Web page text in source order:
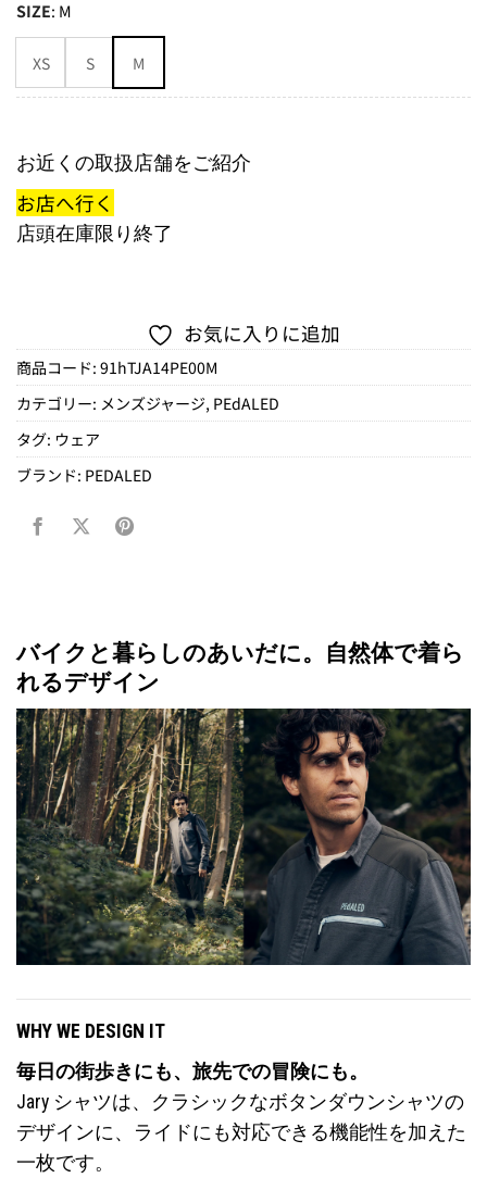
SIZE: M
XS S M
お近くの取扱店舗をご紹介
お店へ行く
店頭在庫限り終了
お気に入りに追加
商品コード: 91hTJA14PE00M
カテゴリー: メンズジャージ, PEdALED
タグ: ウェア
ブランド: PEDALED
バイクと暮らしのあいだに。自然体で着ら
れるデザイン
WHY WE DESIGN IT
毎日の街歩きにも、旅先での冒険にも。
Jary シャツは、クラシックなボタンダウンシャツの
デザインに、ライドにも対応できる機能性を加えた
一枚です。